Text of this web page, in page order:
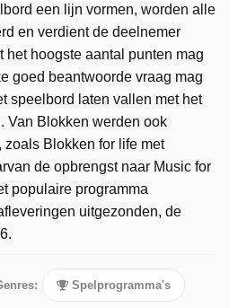
een lijn vormen, worden alle
en verdient de deelnemer
het hoogste aantal punten mag
goed beantwoorde vraag mag
speelbord laten vallen met het
Van Blokken werden ook
Blokken for life met
de opbrengst naar Music for
populaire programma
uitgezonden, de
Spelprogramma's